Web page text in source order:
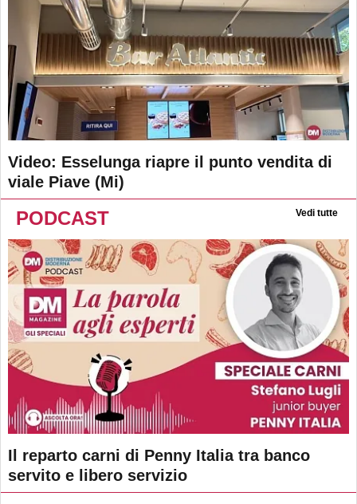
Video: Esselunga riapre il punto vendita di
viale Piave (Mi)
PODCAST Vedi tutte
Il reparto carni di Penny Italia tra banco
servito e libero servizio